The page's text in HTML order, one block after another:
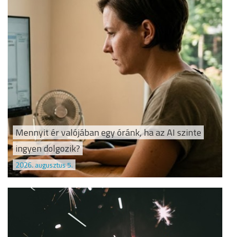
Mennyit ér valójában egy óránk, ha az AI szinte
ingyen dolgozik?
2026. augusztus 5.